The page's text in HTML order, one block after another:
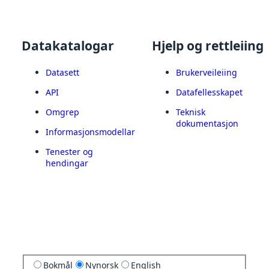
Datakatalogar
Datasett
API
Omgrep
Informasjonsmodellar
Tenester og
hendingar
Hjelp og rettleiing
Brukerveileiing
Datafellesskapet
Teknisk
dokumentasjon
Bokmål Nynorsk English